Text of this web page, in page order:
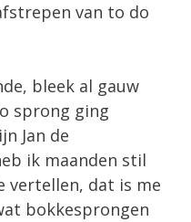
van to do
bleek al gauw
sprong ging
Jan de
ik maanden stil
vertellen, dat is me
bokkesprongen